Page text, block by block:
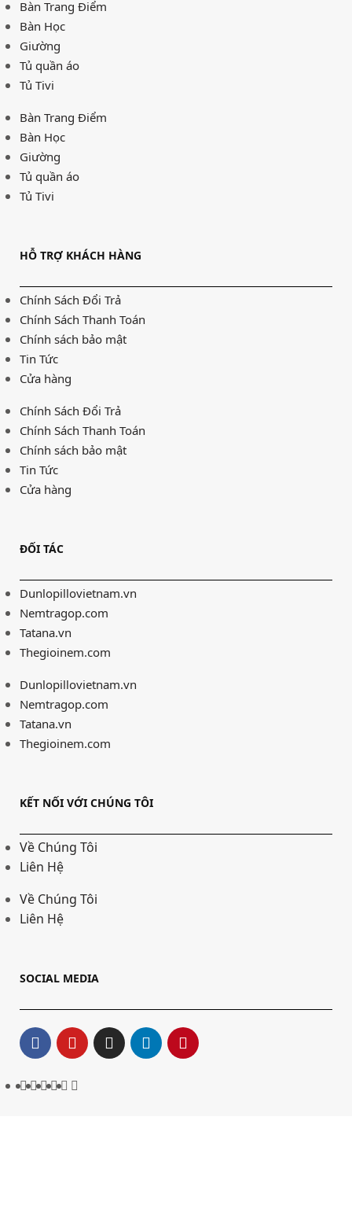
Bàn Trang Điểm
Bàn Học
Giường
Tủ quần áo
Tủ Tivi
Bàn Trang Điểm
Bàn Học
Giường
Tủ quần áo
Tủ Tivi
HỖ TRỢ KHÁCH HÀNG
Chính Sách Đổi Trả
Chính Sách Thanh Toán
Chính sách bảo mật
Tin Tức
Cửa hàng
Chính Sách Đổi Trả
Chính Sách Thanh Toán
Chính sách bảo mật
Tin Tức
Cửa hàng
ĐỐI TÁC
Dunlopillovietnam.vn
Nemtragop.com
Tatana.vn
Thegioinem.com
Dunlopillovietnam.vn
Nemtragop.com
Tatana.vn
Thegioinem.com
KẾT NỐI VỚI CHÚNG TÔI
Về Chúng Tôi
Liên Hệ
Về Chúng Tôi
Liên Hệ
SOCIAL MEDIA